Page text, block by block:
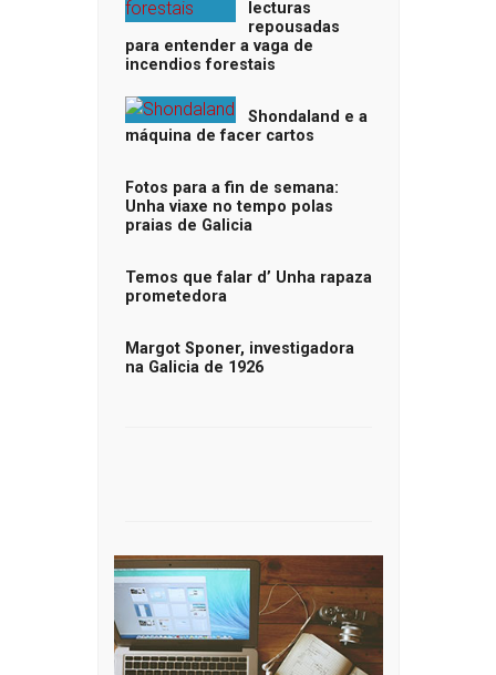
lecturas
repousadas
para entender a vaga de
incendios forestais
Shondaland e a
máquina de facer cartos
Fotos para a fin de semana:
Unha viaxe no tempo polas
praias de Galicia
Temos que falar d’ Unha rapaza
prometedora
Margot Sponer, investigadora
na Galicia de 1926